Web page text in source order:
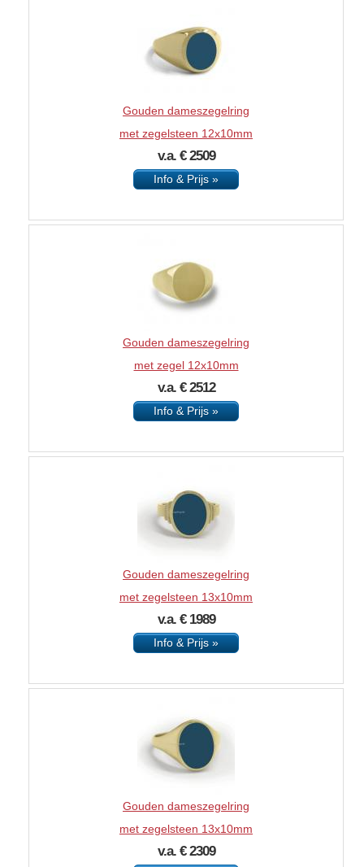
Gouden dameszegelring
met zegelsteen 12x10mm
v.a. € 2509
Info & Prijs »
Gouden dameszegelring
met zegel 12x10mm
v.a. € 2512
Info & Prijs »
Gouden dameszegelring
met zegelsteen 13x10mm
v.a. € 1989
Info & Prijs »
Gouden dameszegelring
met zegelsteen 13x10mm
v.a. € 2309